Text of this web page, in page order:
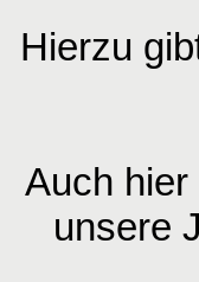
Hierzu
Auch
unsere